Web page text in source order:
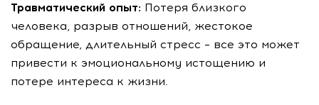
Травматический опыт: Потеря близкого
человека, разрыв отношений, жестокое
обращение, длительный стресс – все это может
привести к эмоциональному истощению и
потере интереса к жизни.